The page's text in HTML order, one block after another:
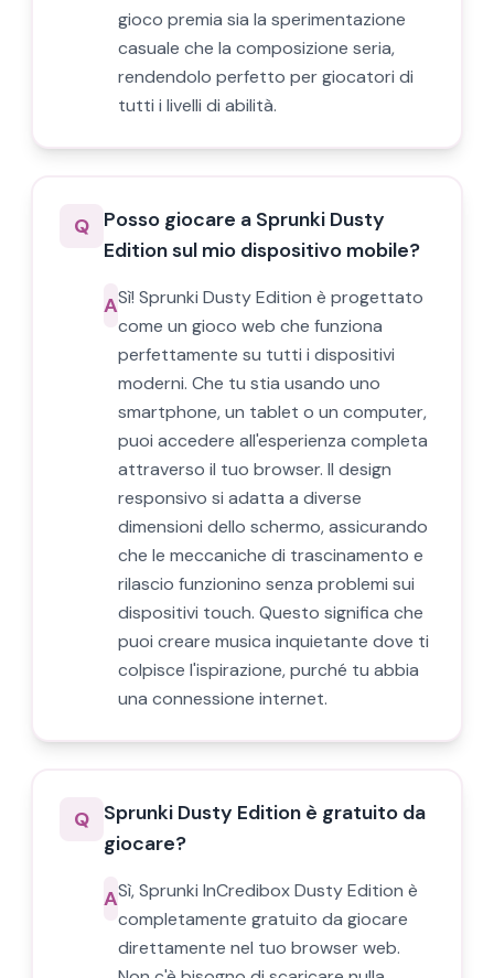
gioco premia sia la sperimentazione
casuale che la composizione seria,
rendendolo perfetto per giocatori di
tutti i livelli di abilità.
Q Posso giocare a Sprunki Dusty
Edition sul mio dispositivo mobile?
ASì! Sprunki Dusty Edition è progettato
come un gioco web che funziona
perfettamente su tutti i dispositivi
moderni. Che tu stia usando uno
smartphone, un tablet o un computer,
puoi accedere all'esperienza completa
attraverso il tuo browser. Il design
responsivo si adatta a diverse
dimensioni dello schermo, assicurando
che le meccaniche di trascinamento e
rilascio funzionino senza problemi sui
dispositivi touch. Questo significa che
puoi creare musica inquietante dove ti
colpisce l'ispirazione, purché tu abbia
una connessione internet.
Q Sprunki Dusty Edition è gratuito da
giocare?
ASì, Sprunki InCredibox Dusty Edition è
completamente gratuito da giocare
direttamente nel tuo browser web.